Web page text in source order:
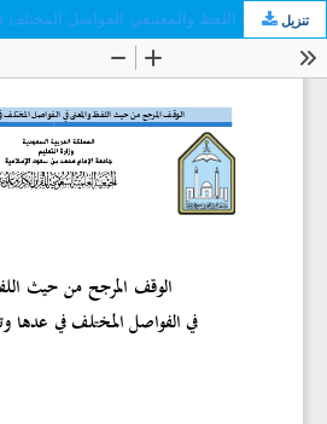
الوقف المرجح من حيث اللفظ والمعنىفي الفواصل المختلف في عدها وتعلقها النحوي
تنزيل